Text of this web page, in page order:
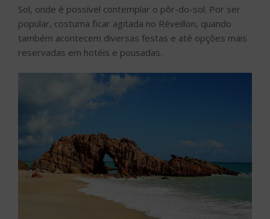
Sol, onde é possível contemplar o pôr-do-sol. Por ser
popular, costuma ficar agitada no Réveillon, quando
também acontecem diversas festas e até opções mais
reservadas em hotéis e pousadas.